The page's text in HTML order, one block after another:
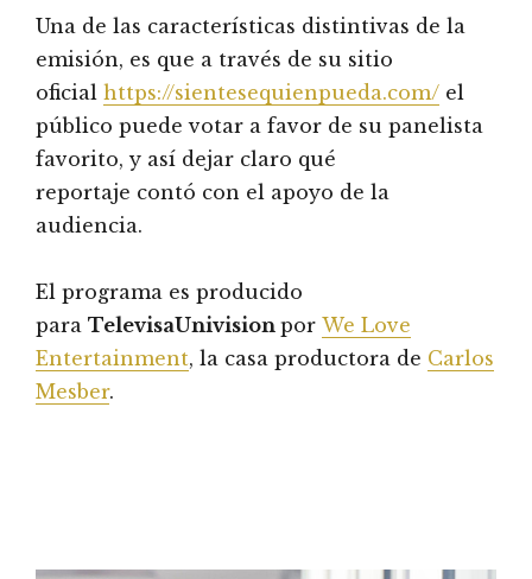
Una de las características distintivas de la
emisión, es que a través de su sitio
oficial https://sientesequienpueda.com/ el
público puede votar a favor de su panelista
favorito, y así dejar claro qué
reportaje contó con el apoyo de la
audiencia.
El programa es producido
para TelevisaUnivision por We Love
Entertainment, la casa productora de Carlos
Mesber.